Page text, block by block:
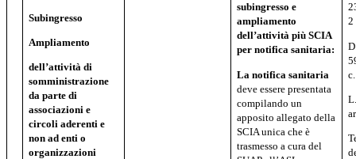
Subingresso
Ampliamento
dell’attività di
somministrazione
da parte di
associazioni e
circoli aderenti e
non ad enti o
organizzazioni
subingresso e
ampliamento
dell’attività più SCIA
per notifica sanitaria:
La notifica sanitaria
deve essere presentata
compilando un
apposito allegato della
SCIA unica che è
trasmesso a cura del
2